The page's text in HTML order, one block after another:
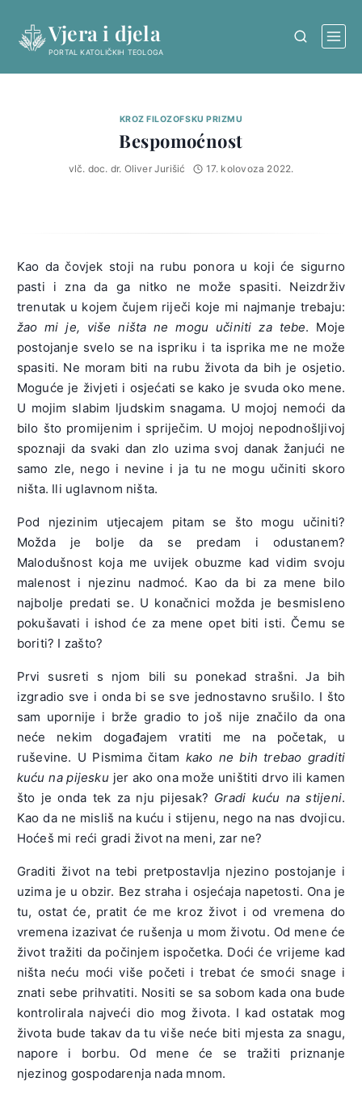
content
Vjera i djela
PORTAL KATOLIČKIH TEOLOGA
KROZ FILOZOFSKU PRIZMU
Bespomoćnost
vlč. doc. dr. Oliver Jurišić 17. kolovoza 2022.
Kao da čovjek stoji na rubu ponora u koji će sigurno
pasti i zna da ga nitko ne može spasiti. Neizdrživ
trenutak u kojem čujem riječi koje mi najmanje trebaju:
žao mi je, više ništa ne mogu učiniti za tebe. Moje
postojanje svelo se na ispriku i ta isprika me ne može
spasiti. Ne moram biti na rubu života da bih je osjetio.
Moguće je živjeti i osjećati se kako je svuda oko mene.
U mojim slabim ljudskim snagama. U mojoj nemoći da
bilo što promijenim i spriječim. U mojoj nepodnošljivoj
spoznaji da svaki dan zlo uzima svoj danak žanjući ne
samo zle, nego i nevine i ja tu ne mogu učiniti skoro
ništa. Ili uglavnom ništa.
Pod njezinim utjecajem pitam se što mogu učiniti?
Možda je bolje da se predam i odustanem?
Malodušnost koja me uvijek obuzme kad vidim svoju
malenost i njezinu nadmoć. Kao da bi za mene bilo
najbolje predati se. U konačnici možda je besmisleno
pokušavati i ishod će za mene opet biti isti. Čemu se
boriti? I zašto?
Prvi susreti s njom bili su ponekad strašni. Ja bih
izgradio sve i onda bi se sve jednostavno srušilo. I što
sam upornije i brže gradio to još nije značilo da ona
neće nekim događajem vratiti me na početak, u
ruševine. U Pismima čitam kako ne bih trebao graditi
kuću na pijeskujer ako ona može uništiti drvo ili kamen
što je onda tek za nju pijesak? Gradi kuću na stijeni.
Kao da ne misliš na kuću i stijenu, nego na nas dvojicu.
Hoćeš mi reći gradi život na meni, zar ne?
Graditi život na tebi pretpostavlja njezino postojanje i
uzima je u obzir. Bez straha i osjećaja napetosti. Ona je
tu, ostat će, pratit će me kroz život i od vremena do
vremena izazivat će rušenja u mom životu. Od mene će
život tražiti da počinjem ispočetka. Doći će vrijeme kad
ništa neću moći više početi i trebat će smoći snage i
znati sebe prihvatiti. Nositi se sa sobom kada ona bude
kontrolirala najveći dio mog života. I kad ostatak mog
života bude takav da tu više neće biti mjesta za snagu,
napore i borbu. Od mene će se tražiti priznanje
njezinog gospodarenja nada mnom.